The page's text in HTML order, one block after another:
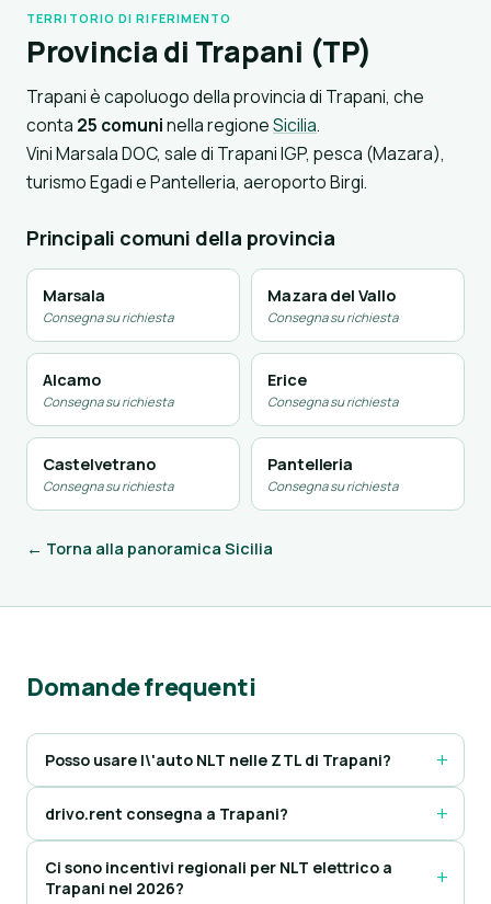
TERRITORIO DI RIFERIMENTO
Provincia di Trapani (TP)
Trapani è capoluogo della provincia di Trapani, che
conta 25 comuninella regioneSicilia.
Vini Marsala DOC, sale di Trapani IGP, pesca (Mazara),
turismo Egadi e Pantelleria, aeroporto Birgi.
Principali comuni della provincia
Marsala
Consegna su richiesta
Mazara del Vallo
Consegna su richiesta
Alcamo
Consegna su richiesta
Erice
Consegna su richiesta
Castelvetrano
Consegna su richiesta
Pantelleria
Consegna su richiesta
← Torna alla panoramica Sicilia
Domande frequenti
Posso usare l\'auto NLT nelle ZTL di Trapani?
drivo.rent consegna a Trapani?
Ci sono incentivi regionali per NLT elettrico a
Trapani nel 2026?